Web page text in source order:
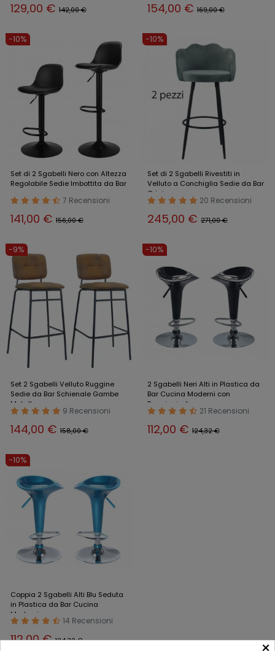
129,00 € 142,00 € 154,00 € 169,00 €
-10%
Set di 2 Sgabelli Nero con Altezza
Regolabile Sedie Imbottita da Bar
7 Recensioni
141,00 € 156,00 €
-10%
Set di 2 Sgabelli Rivestiti in
Velluto a Conchiglia Sedie da Bar
Grigi
20 Recensioni
245,00 € 271,00 €
-9%
Set 2 Sgabelli Velluto Ruggine
Sedie da Bar Schienale Gambe
Metallo
9 Recensioni
144,00 € 158,00 €
-10%
2 Sgabelli Neri Alti in Plastica da
Bar Cucina Moderni con
Poggiapiedi
21 Recensioni
112,00 € 124,32 €
-10%
Coppia 2 Sgabelli Alti Blu Seduta
in Plastica da Bar Cucina
Moderni
14 Recensioni
112,00 €124,32 €